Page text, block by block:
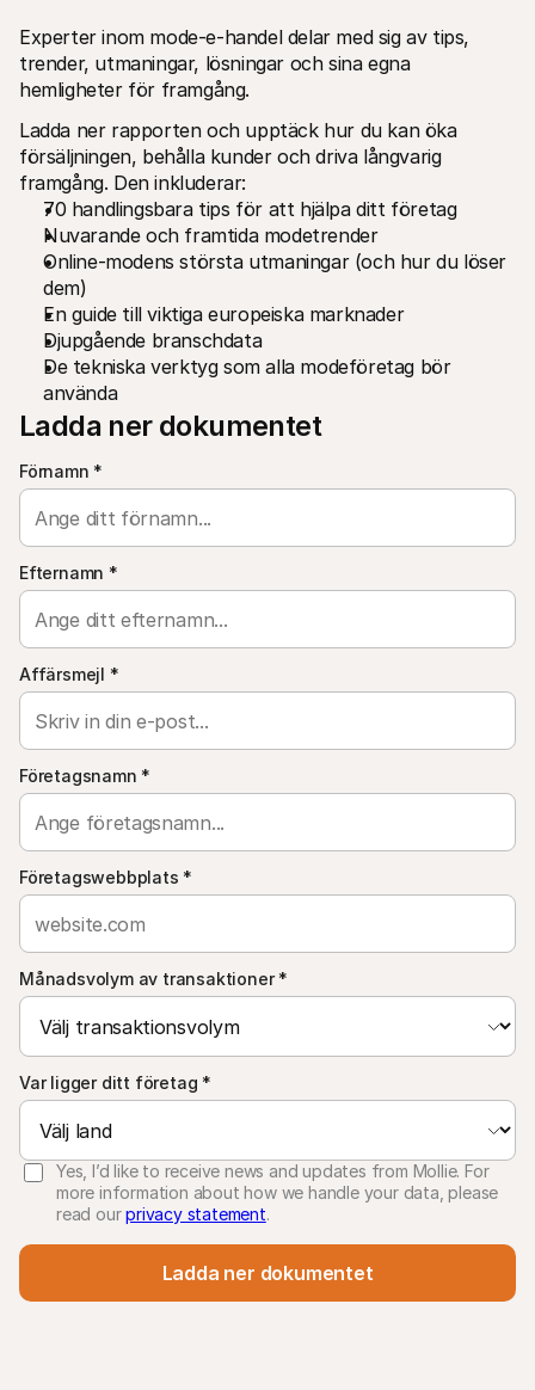
Technical resources
Developers portal
Discover developer resources and updates
Libraries
Integrate Mollie with ready-to-go libraries
Discord community
Join our developer community
About Mollie
Pricing
View our pricing
About us
Learn more about our story and
values
News
Read the latest Mollie news
Careers
Contact
For shoppers
Find out why Mollie is on your bank statement
For Mollie customers
Contact sales
Discover how we can help your business
Experter inom mode-e-handel delar med sig av tips,
trender, utmaningar, lösningar och sina egna
hemligheter för framgång.
Ladda ner rapporten och upptäck hur du kan öka
försäljningen, behålla kunder och driva långvarig
framgång. Den inkluderar:
70 handlingsbara tips för att hjälpa ditt företag
Nuvarande och framtida modetrender
Online-modens största utmaningar (och hur du löser
dem)
En guide till viktiga europeiska marknader
Djupgående branschdata
De tekniska verktyg som alla modeföretag bör
använda
Ladda ner dokumentet
Förnamn *
Efternamn *
Affärsmejl *
Företagsnamn *
Företagswebbplats *
Månadsvolym av transaktioner*
Var ligger ditt företag *
Yes, I’d like to receive news and updates from Mollie. For
more information about how we handle your data, please
read ourprivacy statement.
Ladda ner dokumentet